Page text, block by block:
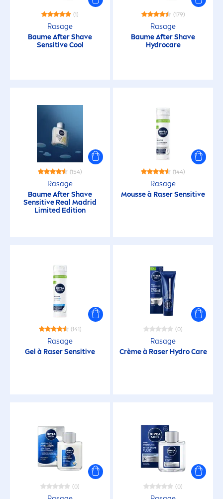
Normales Haar
Strapazierte Kopfhaut
Anti-Age
Anti-Transpirant
Care & Hold
Comédons
Cuir chevelu sensible
Démangeaison de la barbe
Démangeaisons
Peau du visage sèche
Peau lisse et rebondie
(1)
Rasage
Baume After Shave
Sensitive Cool
(179)
Rasage
Baume After Shave
Hydrocare
(154)
Rasage
Baume After Shave
Sensitive Real Madrid
Limited Edition
(144)
Rasage
Mousse à RaserSensitive
(141)
Rasage
Gel à RaserSensitive
(0)
Rasage
Crème à Raser Hydro Care
(0) (0)